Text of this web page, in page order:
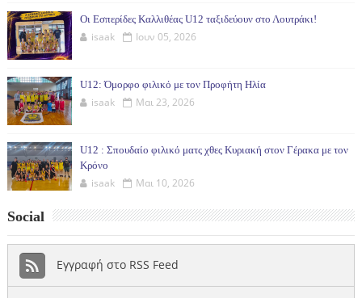
Οι Εσπερίδες Καλλιθέας U12 ταξιδεύουν στο Λουτράκι!
isaak Ιουν 05, 2026
U12: Όμορφο φιλικό με τον Προφήτη Ηλία
isaak Μαι 23, 2026
U12 : Σπουδαίο φιλικό ματς χθες Κυριακή στον Γέρακα με τον
Κρόνο
isaak Μαι 10, 2026
Social
Εγγραφή στο RSS Feed